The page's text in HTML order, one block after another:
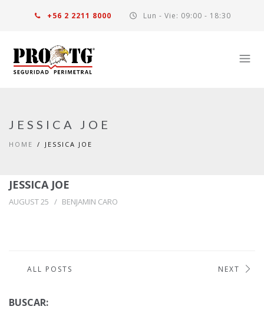
+56 2 2211 8000 Lun - Vie: 09:00 - 18:30
JESSICA JOE
HOME JESSICA JOE
JESSICA JOE
AUGUST 25 BENJAMIN CARO
ALL POSTS NEXT
BUSCAR: